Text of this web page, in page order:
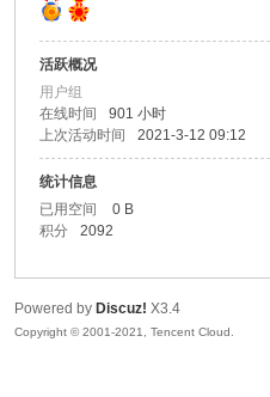
活跃概况
用户组
在线时间
901 小时
上次活动时间
2021-3-12 09:12
统计信息
已用空间
0 B
积分
2092
Powered by Discuz! X3.4
Copyright © 2001-2021, Tencent Cloud.